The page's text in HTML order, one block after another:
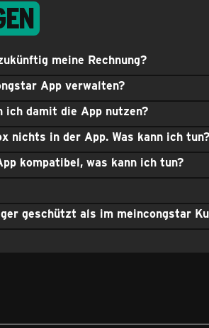
meine Rechnung?
App verwalten?
ich damit die App nutzen?
nichts in der App. Was kann ich tun?
kompatibel, was kann ich tun?
geschützt als im meincongstar